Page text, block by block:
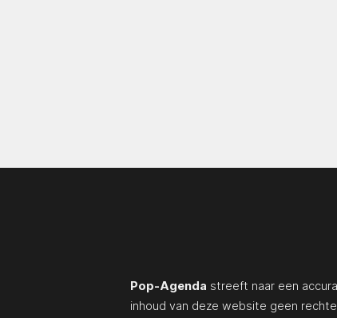
Pop-Agenda streeft naar een
inhoud van deze website geen